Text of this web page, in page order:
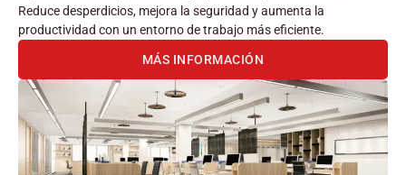
Reduce desperdicios, mejora la seguridad y aumenta la
productividad con un entorno de trabajo más eficiente.
MÁS INFORMACIÓN